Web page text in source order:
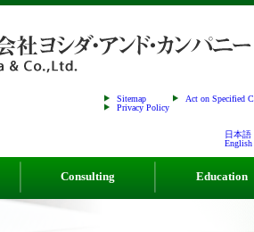
Sitemap
Act on Specified
Privacy Policy
日本語
English
Consulting Education